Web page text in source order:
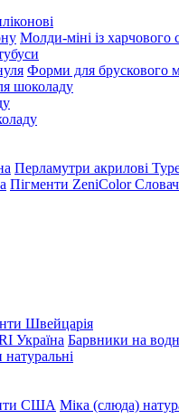
Молди-міні із харчового
Форми для брускового
шоколаду
Перламутри акрилові
Пігменти ZeniColor
Швейцарія
Барвники на
Міка (слюда)